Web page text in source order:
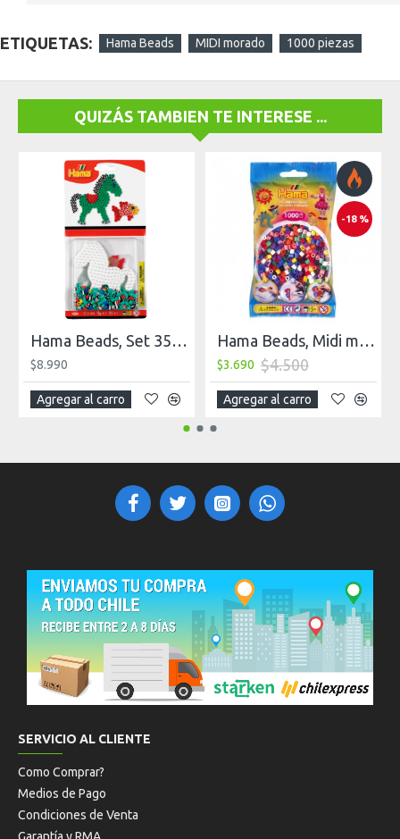
ETIQUETAS: Hama Beads MIDI morado 1000 piezas
QUIZÁS TAMBIEN TE INTERESE ...
Hama Beads, Set 350 piezas + placa pequeña + papel
$8.990
Agregar al carro
-18 %
Hama Beads, Midi mix 10 , 1000 piezas
$3.690 $4.500
Agregar al carro
SERVICIO AL CLIENTE
Como Comprar?
Medios de Pago
Condiciones de Venta